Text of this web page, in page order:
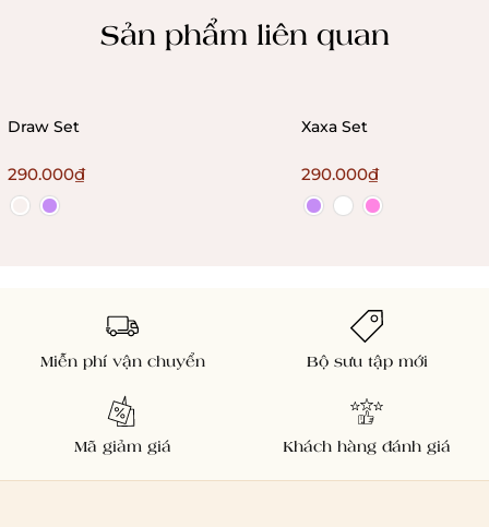
Sản phẩm liên quan
Draw Set
290.000₫
Xaxa Set
290.000₫
Miễn phí vận chuyển Bộ sưu tập mới
Mã giảm giá Khách hàng đánh giá